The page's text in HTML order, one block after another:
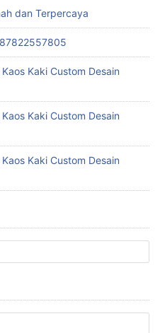
dan Terpercaya
Kaki Custom Desain
Kaki Custom Desain
Kaki Custom Desain